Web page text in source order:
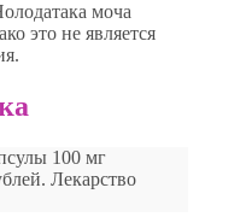
моча
это не является
100 мг
Лекарство